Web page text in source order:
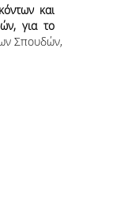
και
για το
2025
Σπουδών,